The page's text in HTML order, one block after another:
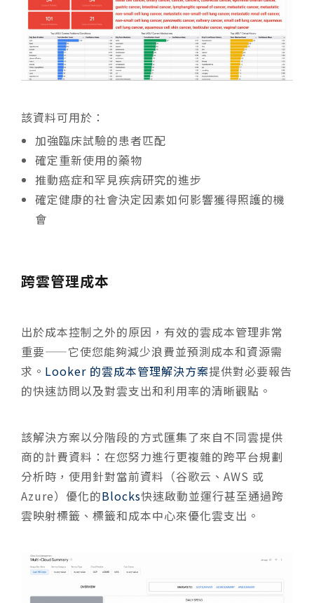
該資料可用於：
加強臨床試驗的患者匹配
確定重新使用的藥物
推動癌症和罕見疾病研究的進步
確定健康的社會決定因素如何影響獲得照護的機
會
跨雲管理成本
出於成本控制之外的原因，有效的雲成本管理非常
重要——它使您能夠減少浪費並預測成本和資源需
求。 Looker 的雲成本管理解決方案提供對必要報告
的快速訪問以及對雲支出和利用率的清晰觀點。
該解決方案以分階段的方式匯集了來自不同雲提供
商的計費資料：在您努力進行更複雜的跨平台規劃
分析時，使用針對當前資料（谷歌云、AWS 或
Azure）優化的Blocks快速啟動並運行甚至通過跨
雲映射標籤、標籤和成本中心來優化雲支出。